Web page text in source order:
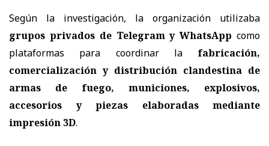
Según la investigación, la organización utilizaba
grupos privados de Telegram y WhatsApp como
plataformas para coordinar la fabricación,
comercialización y distribución clandestina de
armas de fuego, municiones, explosivos,
accesorios y piezas elaboradas mediante
impresión 3D.